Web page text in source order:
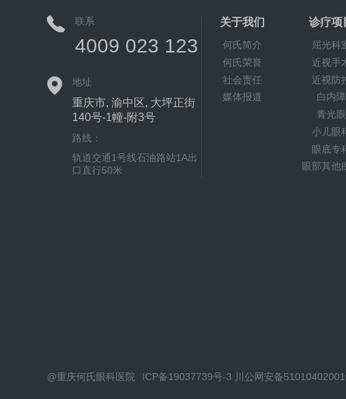
联系
4009 023 123
地址
重庆市, 渝中区, 大坪正街
140号-1幢-附3号
路线：
轨道交通1号线石油路站1A出
口直行50米
关于我们
何氏简介
何氏荣誉
社会责任
媒体报道
诊疗项
屈光科
近视手
近视防
白内障
青光眼
小儿眼
眼底专
眼部其他
@重庆何氏眼科医院 ICP备19037739号-3 川公网安备